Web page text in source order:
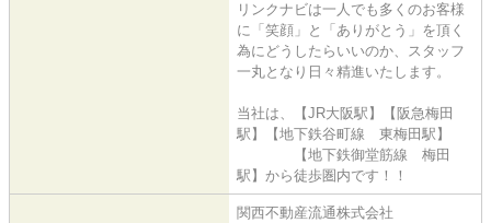
リンクナビは一人でも多くのお客様
に「笑顔」と「ありがとう」を頂く
為にどうしたらいいのか、スタッフ
一丸となり日々精進いたします。
当社は、【JR大阪駅】【阪急梅田
駅】【地下鉄谷町線 東梅田駅】
【地下鉄御堂筋線 梅田
駅】から徒歩圏内です！！
関西不動産流通株式会社